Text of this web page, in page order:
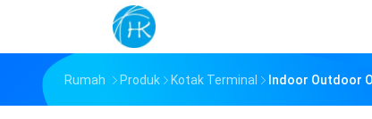
Rumah Produk Kotak Terminal Indoor Outdoor